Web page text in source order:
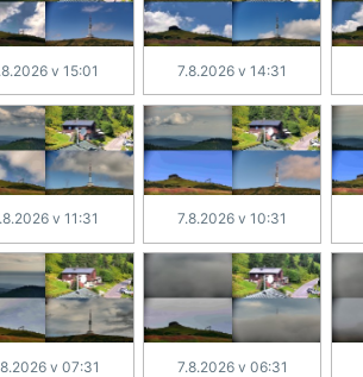
v 15:01 7.8.2026 v 14:31
v 11:31 7.8.2026 v 10:31
v 07:31 7.8.2026 v 06:31